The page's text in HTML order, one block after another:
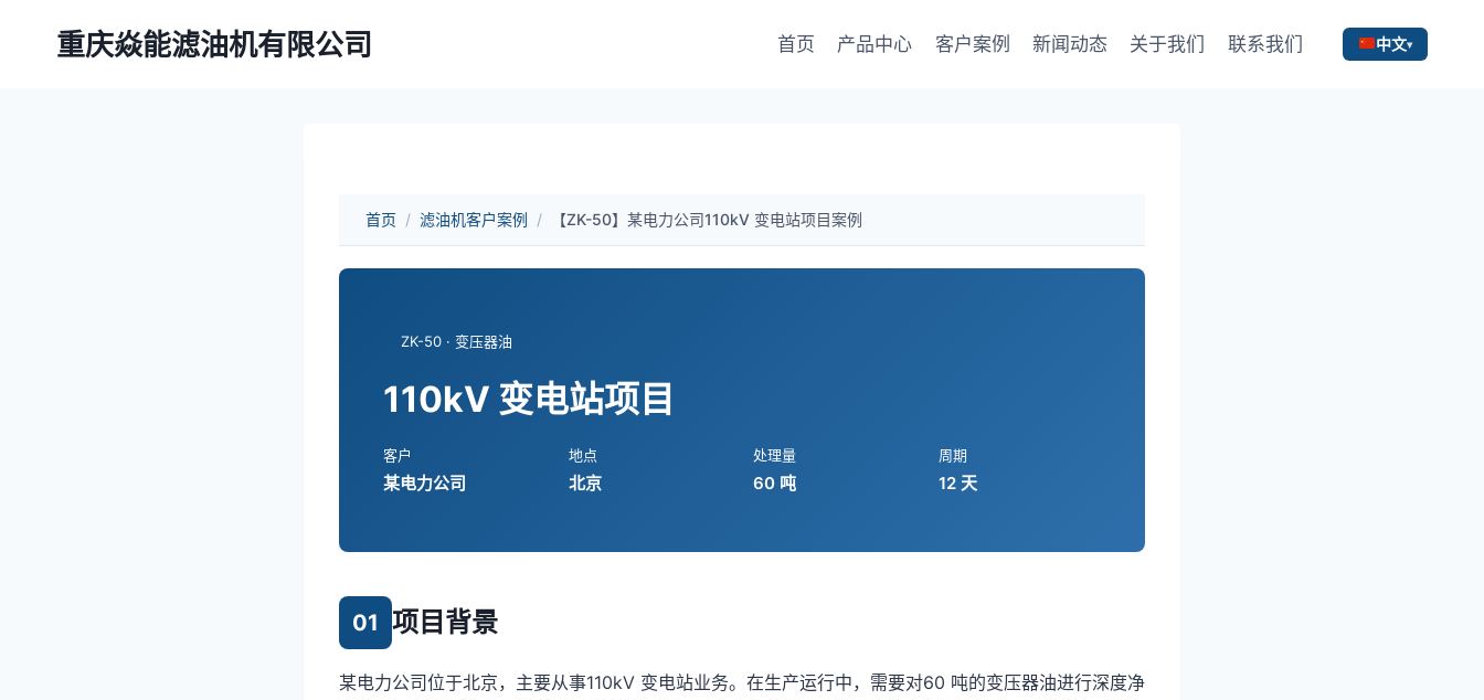
重庆焱能滤油机有限公司 首页 产品中心 客户案例 新闻动态 关于我们 联系我们 中文
首页 / 滤油机客户案例 / 【ZK-50】某电力公司110kV 变电站项目案例
ZK-50 · 变压器油
110kV 变电站项目
客户
某电力公司
地点
北京
处理量
60 吨
周期
12 天
01 项目背景
某电力公司位于北京，主要从事110kV 变电站业务。在生产运行中，需要对60 吨的变压器油进行深度净